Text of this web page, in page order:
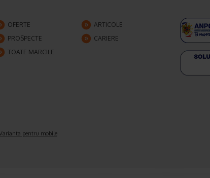
OFERTE
ARTICOLE
PROSPECTE
CARIERE
TOATE MARCILE
pentru mobile